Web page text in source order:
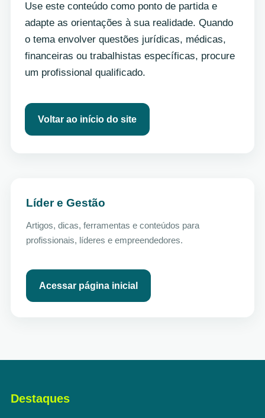
Use este conteúdo como ponto de partida e
adapte as orientações à sua realidade. Quando
o tema envolver questões jurídicas, médicas,
financeiras ou trabalhistas específicas, procure
um profissional qualificado.
Voltar ao início do site
Líder e Gestão
Artigos, dicas, ferramentas e conteúdos para
profissionais, líderes e empreendedores.
Acessar página inicial
Destaques